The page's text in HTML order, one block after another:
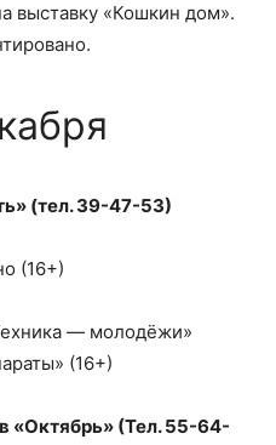
выставку «Кошкин дом».
(тел. 39-47-53)
(16+)
— молодёжи»
(16+)
«Октябрь» (Тел. 55-64-